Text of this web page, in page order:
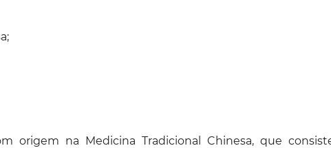
origem na Medicina Tradicional Chinesa, que